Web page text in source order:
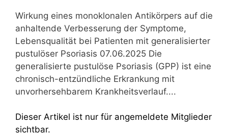
Wirkung eines monoklonalen Antikörpers auf die
anhaltende Verbesserung der Symptome,
Lebensqualität bei Patienten mit generalisierter
pustulöser Psoriasis 07.06.2025 Die
generalisierte pustulöse Psoriasis (GPP) ist eine
chronisch-entzündliche Erkrankung mit
unvorhersehbarem Krankheitsverlauf....
Dieser Artikel ist nur für angemeldete Mitglieder
sichtbar.